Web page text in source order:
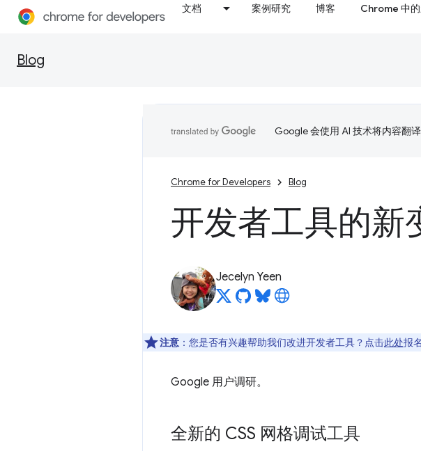
文档 案例研究 博客 Chrome 中
Blog
Google 会使用 AI 技术将内容翻
Chrome for Developers Blog
开发者工具的新
Jecelyn Yeen
注意 ：您是否有兴趣帮助我们改进开发者工具？点击此处报
Google 用户调研。
全新的 CSS 网格调试工具